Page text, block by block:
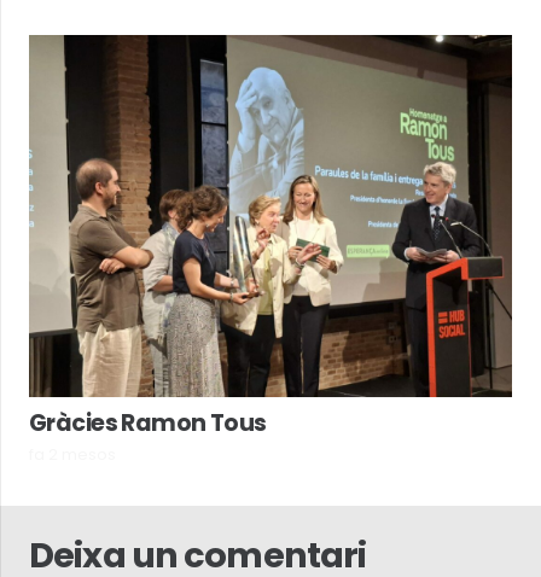
Gràcies Ramon Tous
Deixa un comentari